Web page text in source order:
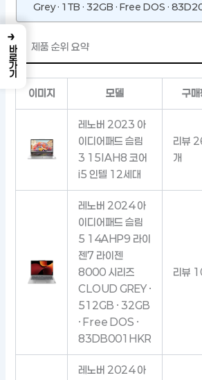
Grey · 1TB · 32GB · Free DOS ·
제품 순위 요약
이미지 모델 구매
레노버 2023 아
이디어패드 슬림
3 15IAH8 코어
i5 인텔 12세대
리뷰
개
레노버 2024 아
이디어패드 슬림
5 14AHP9 라이
젠7 라이젠
8000 시리즈
CLOUD GREY ·
512GB · 32GB
· Free DOS ·
83DB001HKR
리뷰
레노버 2024 아
→
바로가기